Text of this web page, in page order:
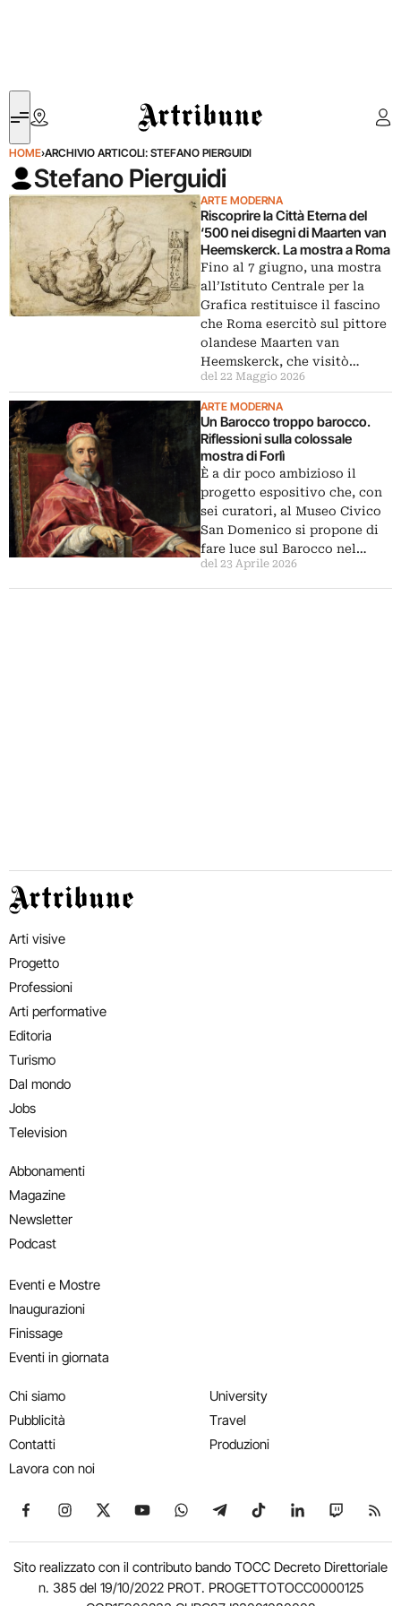
Artribune
HOME›ARCHIVIO ARTICOLI: STEFANO PIERGUIDI
Stefano Pierguidi
ARTE MODERNA
Riscoprire la Città Eterna del
‘500 nei disegni di Maarten van
Heemskerck. La mostra a Roma
Fino al 7 giugno, una mostra
all’Istituto Centrale per la
Grafica restituisce il fascino
che Roma esercitò sul pittore
olandese Maarten van
Heemskerck, che visitò…
del 22 Maggio 2026
ARTE MODERNA
Un Barocco troppo barocco.
Riflessioni sulla colossale
mostra di Forlì
È a dir poco ambizioso il
progetto espositivo che, con
sei curatori, al Museo Civico
San Domenico si propone di
fare luce sul Barocco nel…
del 23 Aprile 2026
Artribune
Arti visive
Progetto
Professioni
Arti performative
Editoria
Turismo
Dal mondo
Jobs
Television
Abbonamenti
Magazine
Newsletter
Podcast
Eventi e Mostre
Inaugurazioni
Finissage
Eventi in giornata
Chi siamo
Pubblicità
Contatti
Lavora con noi
University
Travel
Produzioni
Seguici su Facebook
Seguici su Instagram
Seguici su X
Seguici su YouTube
Seguici su WhatsApp
Seguici su Telegram
Seguici su TikTok
Seguici su
Seguici
Sito realizzato con il contributo bando TOCC Decreto Direttoriale
n. 385 del 19/10/2022 PROT. PROGETTOTOCC0000125